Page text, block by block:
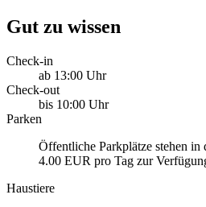
Gut zu wissen
Check-in
ab 13:00 Uhr
Check-out
bis 10:00 Uhr
Parken
Öffentliche Parkplätze stehen
4.00 EUR pro Tag zur
Haustiere